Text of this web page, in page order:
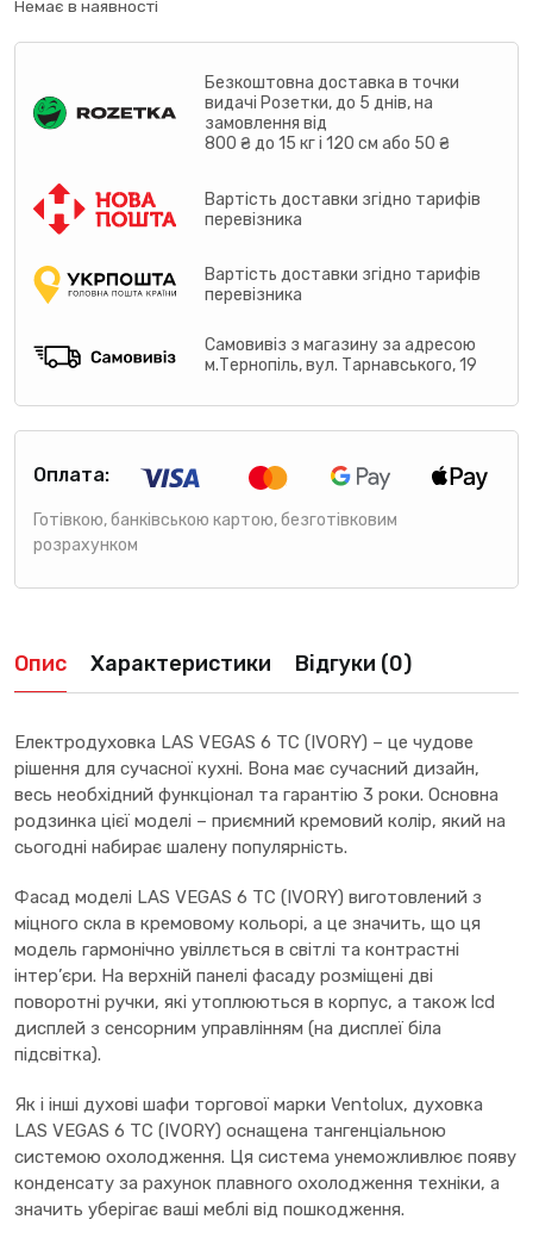
Немає в наявності
Безкоштовна доставка в точки
видачі Розетки, до 5 днів, на
замовлення від
800 ₴ до 15 кг і 120 см або 50 ₴
Вартість доставки згідно тарифів
перевізника
Вартість доставки згідно тарифів
перевізника
Самовивіз з магазину за адресою
м.Тернопіль, вул. Тарнавського, 19
Оплата:
Готівкою, банківською картою, безготівковим
розрахунком
Опис Характеристики Відгуки (0)
Електродуховка LAS VEGAS 6 TC (IVORY) – це чудове
рішення для сучасної кухні. Вона має сучасний дизайн,
весь необхідний функціонал та гарантію 3 роки. Основна
родзинка цієї моделі – приємний кремовий колір, який на
сьогодні набирає шалену популярність.
Фасад моделі LAS VEGAS 6 TC (IVORY) виготовлений з
міцного скла в кремовому кольорі, а це значить, що ця
модель гармонічно увіллється в світлі та контрастні
інтер’єри. На верхній панелі фасаду розміщені дві
поворотні ручки, які утоплюються в корпус, а також lcd
дисплей з сенсорним управлінням (на дисплеї біла
підсвітка).
Як і інші духові шафи торгової марки Ventolux, духовка
LAS VEGAS 6 TC (IVORY) оснащена тангенціальною
системою охолодження. Ця система унеможливлює появу
конденсату за рахунок плавного охолодження техніки, а
значить уберігає ваші меблі від пошкодження.